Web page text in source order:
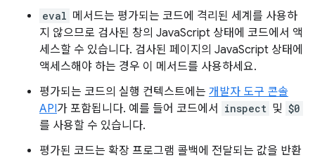
eval 메서드는 평가되는 코드에 격리된 세계를 사용하
지 않으므로 검사된 창의 JavaScript 상태에 코드에서 액
세스할 수 있습니다. 검사된 페이지의 JavaScript 상태에
액세스해야 하는 경우 이 메서드를 사용하세요.
평가되는 코드의 실행 컨텍스트에는 개발자 도구 콘솔
API가 포함됩니다. 예를 들어 코드에서 inspect 및 $0
를 사용할 수 있습니다.
평가된 코드는 확장 프로그램 콜백에 전달되는 값을 반환